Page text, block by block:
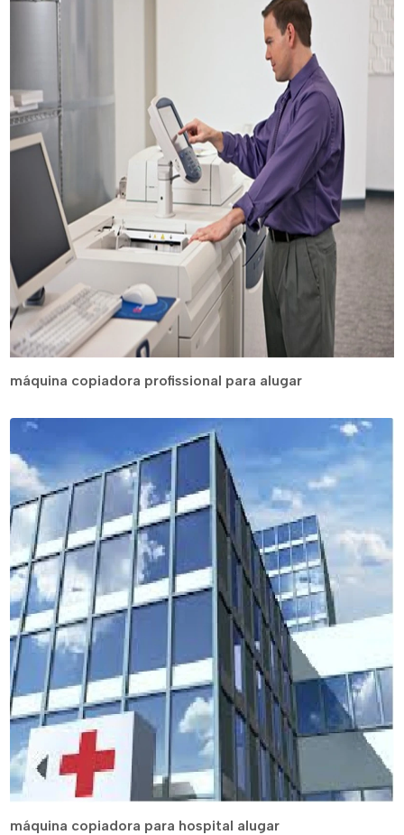
máquina copiadora profissional para alugar
máquina copiadora para hospital alugar